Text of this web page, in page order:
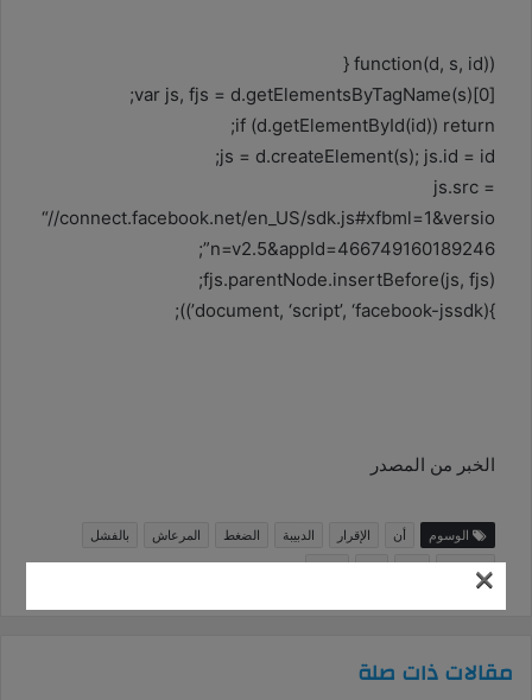
(function(d, s, id) {
var js, fjs = d.getElementsByTagName(s)[0];
if (d.getElementById(id)) return;
js = d.createElement(s); js.id = id;
js.src =
“//connect.facebook.net/en_US/sdk.js#xfbml=1&versio
n=v2.5&appId=466749160189246”;
fjs.parentNode.insertBefore(js, fjs);
}(document, ‘script’, ‘facebook-jssdk’));
الخبر من المصدر
الوسوم أن الإقرار الدبيبة الضغط المرعاش
بالفشل
سيخفف
عنه من يعتقد
مقالات ذات صلة
×